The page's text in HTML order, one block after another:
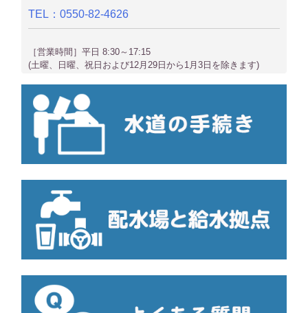
TEL：0550-82-4626
［営業時間］平日 8:30～17:15
(土曜、日曜、祝日および12月29日から1月3日を除きます)